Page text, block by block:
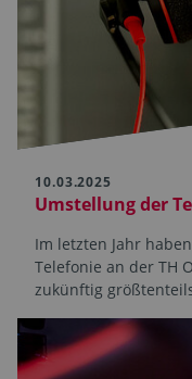
10.03.2025
Umstellung der
Im letzten Jahr
Telefonie an der TH
zukünftig